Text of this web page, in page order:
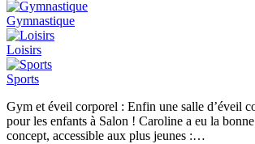
Gymnastique
Loisirs
Sports
Gym et éveil corporel : Enfin une salle d’éveil
pour les enfants à Salon ! Caroline a eu la
concept, accessible aux plus jeunes :…